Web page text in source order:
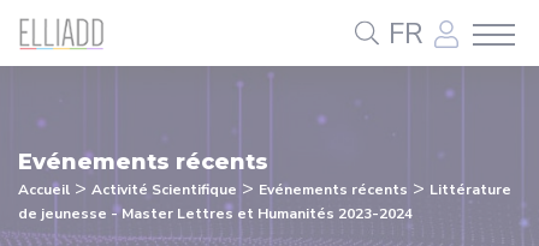
FR
Evénements récents
Accueil > Activité Scientifique > Evénements récents > Littérature
de jeunesse - Master Lettres et Humanités 2023-2024
Panneau de gestion des cookies